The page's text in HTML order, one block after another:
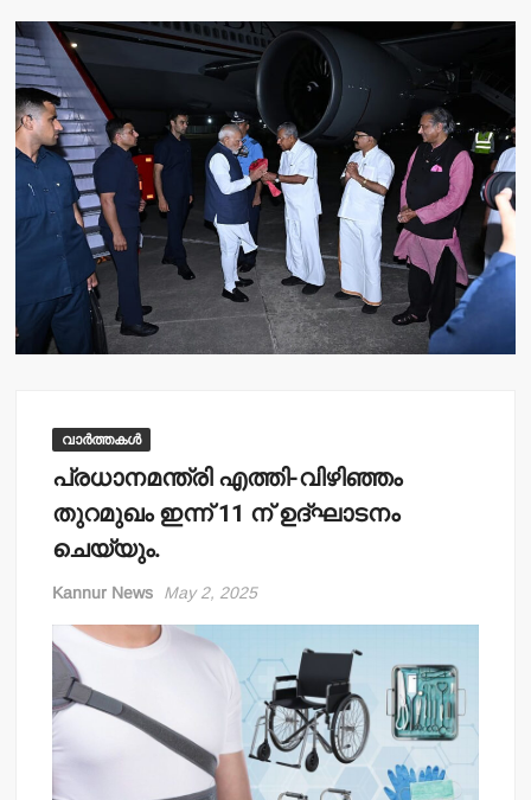
വാർത്തകൾ
പ്രധാനമന്ത്രി എത്തി-വിഴിഞ്ഞം
തുറമുഖം ഇന്ന് 11 ന് ഉദ്ഘാടനം
ചെയ്യും.
Kannur News May 2, 2025